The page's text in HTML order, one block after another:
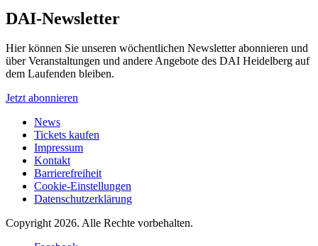
DAI-Newsletter
Hier können Sie unseren wöchentlichen Newsletter abonnieren und
über Veranstaltungen und andere Angebote des DAI Heidelberg auf
dem Laufenden bleiben.
Jetzt abonnieren
News
Tickets kaufen
Impressum
Kontakt
Barrierefreiheit
Cookie-Einstellungen
Datenschutzerklärung
Copyright 2026. Alle Rechte vorbehalten.